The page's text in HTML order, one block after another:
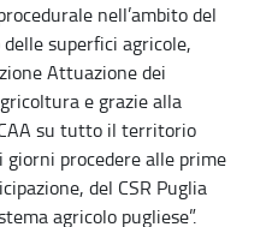
nell’ambito del
superfici agricole,
Attuazione dei
e grazie alla
su tutto il territorio
giorni procedere alle prime
del CSR Puglia
agricolo pugliese”.